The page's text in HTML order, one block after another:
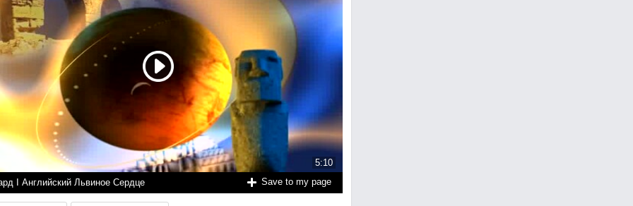
5:10
I Английский Львиное Сердце Save to my page